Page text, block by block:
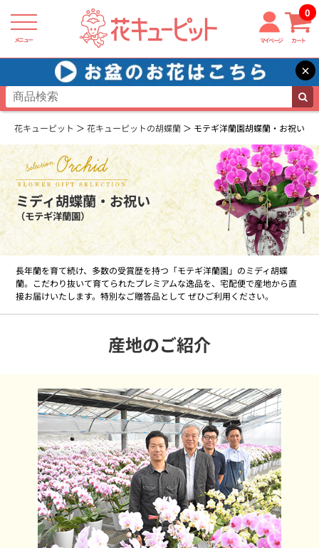
メニュー マイページ カート
0
×
花キューピット 花キューピットの胡蝶蘭 モテギ洋蘭園胡蝶蘭・お祝い
ミディ胡蝶蘭・お祝い
（モテギ洋蘭園）
長年蘭を育て続け、多数の受賞歴を持つ「モテギ洋蘭園」のミディ胡蝶
蘭。こだわり抜いて育てられたプレミアムな逸品を、宅配便で産地から直
接お届けいたします。特別なご贈答品として ぜひご利用ください。
産地のご紹介